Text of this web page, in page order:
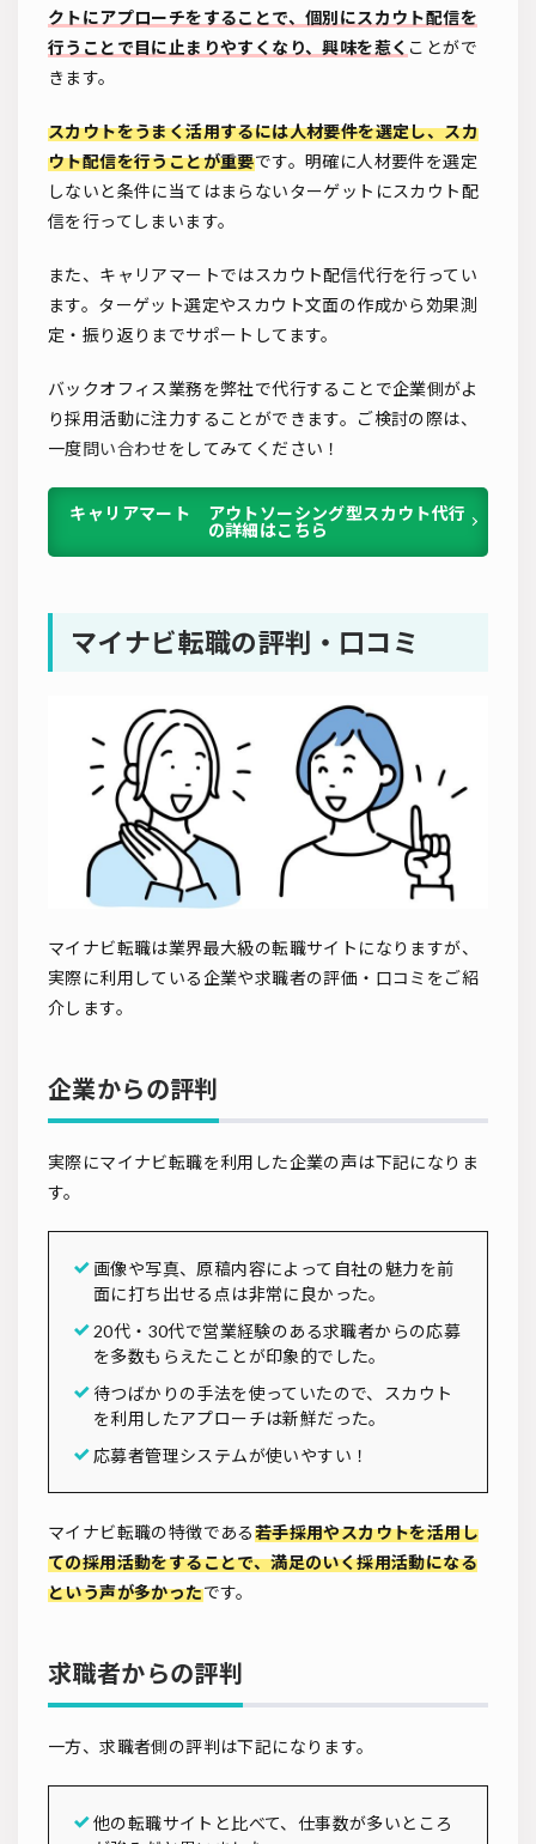
クトにアプローチをすることで、個別にスカウト配信を
行うことで目に止まりやすくなり、興味を惹く ことがで
きます。
スカウトをうまく活用するには人材要件を選定し、スカ
ウト配信を行うことが重要です。明確に人材要件を選定
しないと条件に当てはまらないターゲットにスカウト配
信を行ってしまいます。
また、キャリアマートではスカウト配信代行を行ってい
ます。ターゲット選定やスカウト文面の作成から効果測
定・振り返りまでサポートしてます。
バックオフィス業務を弊社で代行することで企業側がよ
り採用活動に注力することができます。ご検討の際は、
一度問い合わせをしてみてください！
キャリアマート アウトソーシング型スカウト代行
の詳細はこちら
マイナビ転職の評判・口コミ
マイナビ転職は業界最大級の転職サイトになりますが、
実際に利用している企業や求職者の評価・口コミをご紹
介します。
企業からの評判
実際にマイナビ転職を利用した企業の声は下記になりま
す。
画像や写真、原稿内容によって自社の魅力を前
面に打ち出せる点は非常に良かった。
20代・30代で営業経験のある求職者からの応募
を多数もらえたことが印象的でした。
待つばかりの手法を使っていたので、スカウト
を利用したアプローチは新鮮だった。
応募者管理システムが使いやすい！
マイナビ転職の特徴である若手採用やスカウトを活用し
ての採用活動をすることで、満足のいく採用活動になる
という声が多かったです。
求職者からの評判
一方、求職者側の評判は下記になります。
他の転職サイトと比べて、仕事数が多いところ